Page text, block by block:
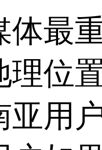
重
理位
亚用